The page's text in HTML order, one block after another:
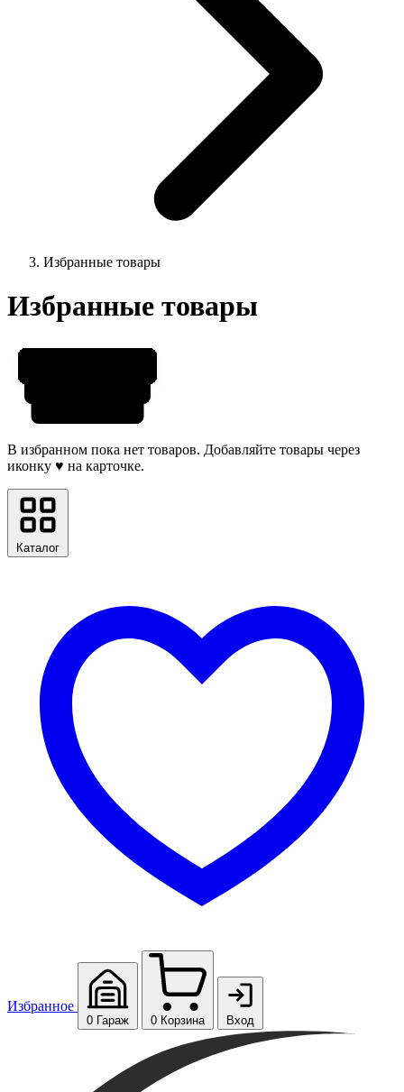
Избранные товары
Избранные товары
В избранном пока нет товаров. Добавляйте товары через
иконку ♥ на карточке.
Каталог
Избранное
0 Гараж 0 Корзина Вход